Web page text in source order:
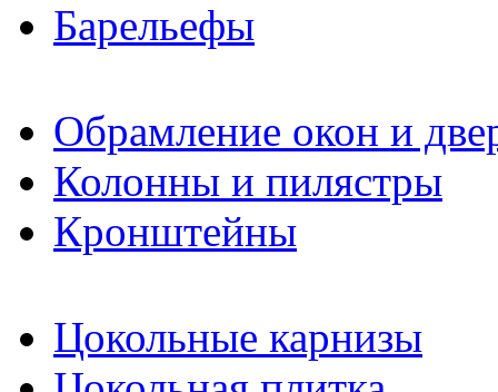
Барельефы
Обрамление окон и
Колонны и пилястры
Кронштейны
Цокольные карнизы